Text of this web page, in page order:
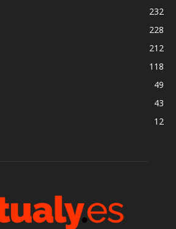
232
228
212
118
49
43
12